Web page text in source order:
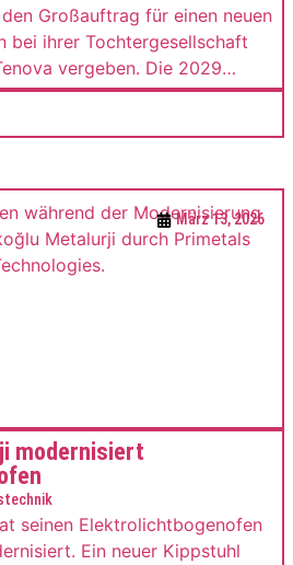
Großauftrag für einen neuen
bei ihrer Tochtergesellschaft
vergeben. Die 2029
der größte
und der
März 13, 2026
modernisiert
seinen Elektrolichtbogenofen
Ein neuer Kippstuhl